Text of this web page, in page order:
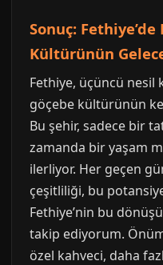
Sonuç: Fethiye’de
Kültürünün
Fethiye, üçüncü nesil
göçebe kültürünün
Bu şehir, sadece bir
zamanda bir yaşam
ilerliyor. Her geçen
çeşitliliği, bu
Fethiye’nin bu
takip ediyorum.
özel kahveci, daha